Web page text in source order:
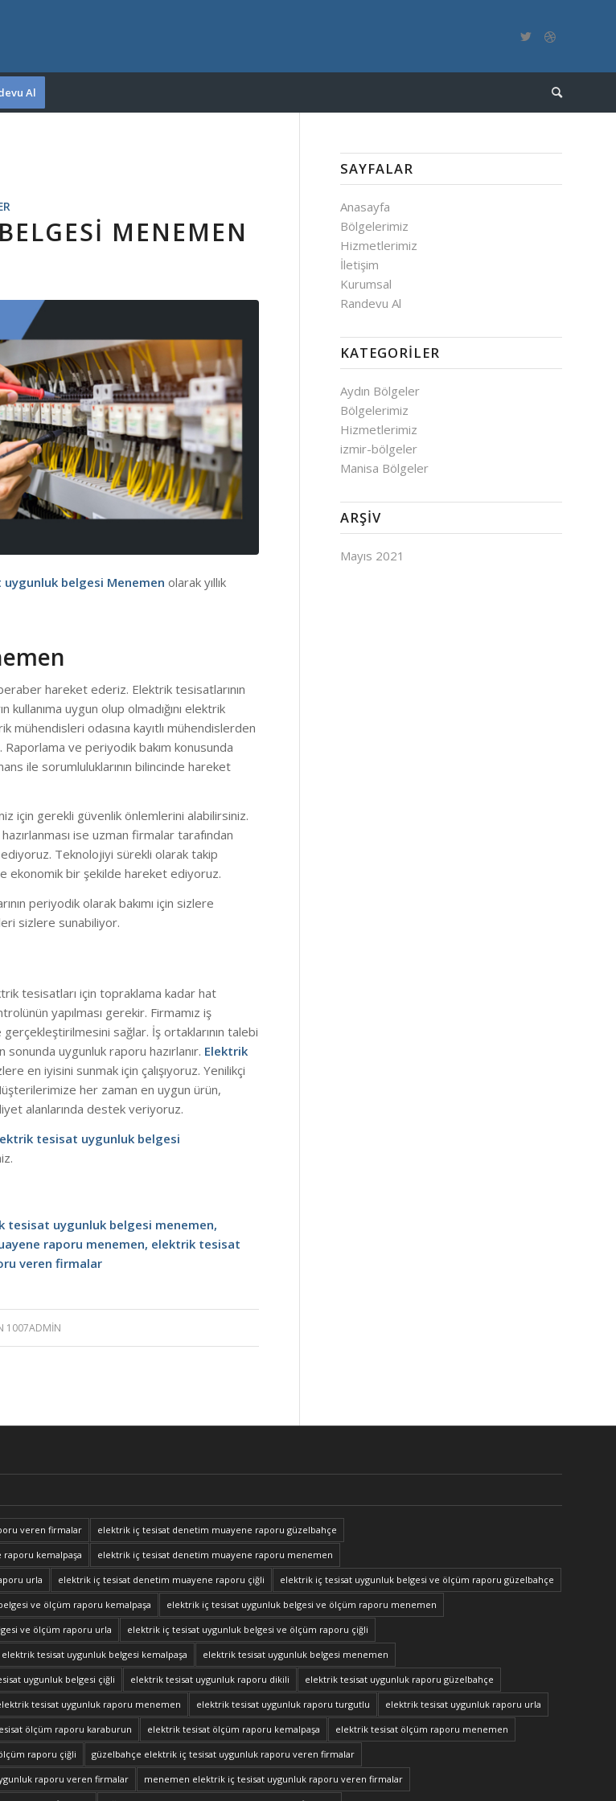
Al
MENEMEN
belgesi Menemen olarak yıllık
hareket ederiz. Elektrik tesisatlarının
uygun olup olmadığını elektrik
mühendisleri odasına kayıtlı mühendislerden
Raporlama ve periyodik bakım konusunda
ile sorumluluklarının bilincinde hareket
için gerekli güvenlik önlemlerini alabilirsiniz.
ise uzman firmalar tarafından
Teknolojiyi sürekli olarak takip
ekonomik bir şekilde hareket ediyoruz.
periyodik olarak bakımı için sizlere
sizlere sunabiliyor.
tesisatları için topraklama kadar hat
yapılması gerekir. Firmamız iş
sağlar. İş ortaklarının talebi
uygunluk raporu hazırlanır. Elektrik
en iyisini sunmak için çalışıyoruz. Yenilikçi
her zaman en uygun ürün,
alanlarında destek veriyoruz.
tesisat uygunluk belgesi
uygunluk belgesi menemen,
raporu menemen, elektrik tesisat
veren firmalar
1007ADMIN
SAYFALAR
Anasayfa
Bölgelerimiz
Hizmetlerimiz
İletişim
Kurumsal
Randevu Al
KATEGORILER
Aydın Bölgeler
Bölgelerimiz
Hizmetlerimiz
izmir-bölgeler
Manisa Bölgeler
ARŞIV
Mayıs 2021
veren firmalar elektrik iç tesisat denetim muayene raporu güzelbahçe
kemalpaşa elektrik iç tesisat denetim muayene raporu menemen
urla elektrik iç tesisat denetim muayene raporu çiğli elektrik iç tesisat uygunluk belgesi ve ölçüm raporu güzelbahçe
ve ölçüm raporu kemalpaşa elektrik iç tesisat uygunluk belgesi ve ölçüm raporu menemen
ve ölçüm raporu urla elektrik iç tesisat uygunluk belgesi ve ölçüm raporu çiğli
elektrik tesisat uygunluk belgesi kemalpaşa elektrik tesisat uygunluk belgesi menemen
uygunluk belgesi çiğli elektrik tesisat uygunluk raporu dikili elektrik tesisat uygunluk raporu güzelbahçe
tesisat uygunluk raporu menemen elektrik tesisat uygunluk raporu turgutlu elektrik tesisat uygunluk raporu urla
ölçüm raporu karaburun elektrik tesisat ölçüm raporu kemalpaşa elektrik tesisat ölçüm raporu menemen
raporu çiğli güzelbahçe elektrik iç tesisat uygunluk raporu veren firmalar
raporu veren firmalar menemen elektrik iç tesisat uygunluk raporu veren firmalar